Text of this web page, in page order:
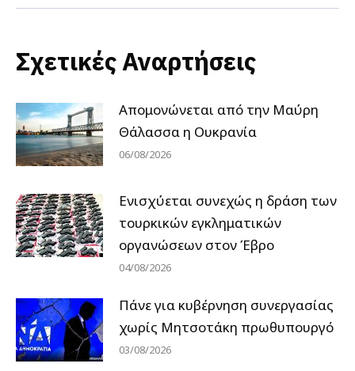
Σχετικές Αναρτήσεις
Απομονώνεται από την Μαύρη
Θάλασσα η Ουκρανία
06/08/2026
Ενισχύεται συνεχώς η δράση των
τουρκικών εγκληματικών
οργανώσεων στον Έβρο
04/08/2026
Πάνε για κυβέρνηση συνεργασίας
χωρίς Μητσοτάκη πρωθυπουργό
03/08/2026